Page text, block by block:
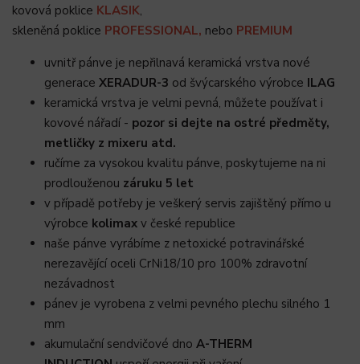
kovová poklice KLASIK,
skleněná poklice PROFESSIONAL, nebo PREMIUM
uvnitř pánve je nepřilnavá keramická vrstva nové
generace XERADUR-3 od švýcarského výrobce ILAG
keramická vrstva je velmi pevná, můžete používat i
kovové nářadí - pozor si dejte na ostré předměty,
metličky z mixeru atd.
ručíme za vysokou kvalitu pánve, poskytujeme na ni
prodlouženou záruku 5 let
v případě potřeby je veškerý servis zajištěný přímo u
výrobce kolimax v české republice
naše pánve vyrábíme z netoxické potravinářské
nerezavějící oceli CrNi18/10 pro 100% zdravotní
nezávadnost
pánev je vyrobena z velmi pevného plechu silného 1
mm
akumulační sendvičové dno A-THERM